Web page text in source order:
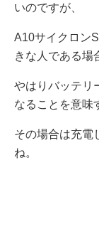
いのですが、
A10サイクロン
きな人である場
やはりバッテリ
なることを意味
その場合は充電
ね。